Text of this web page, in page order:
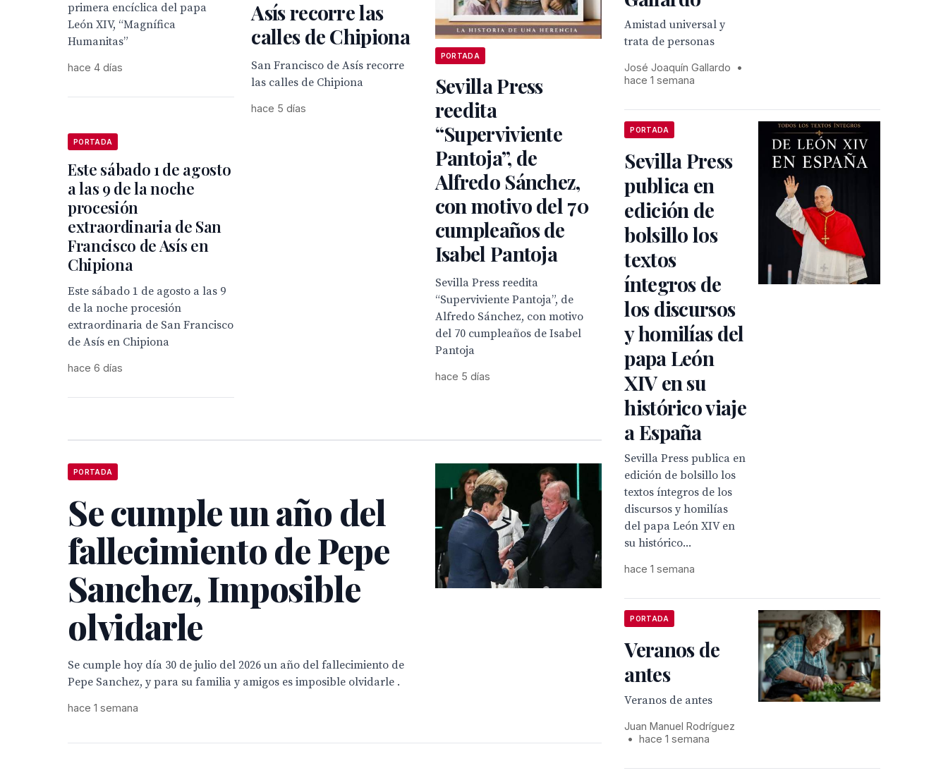
primera encíclica del papa
León XIV, “Magnífica
Humanitas”
hace 4 días
Asís recorre las
calles de Chipiona
San Francisco de Asís recorre
las calles de Chipiona
hace 5 días
PORTADA
Sevilla Press
reedita
“Superviviente
Pantoja”, de
Alfredo Sánchez,
con motivo del 70
cumpleaños de
Isabel Pantoja
Sevilla Press reedita
“Superviviente Pantoja”, de
Alfredo Sánchez, con motivo
del 70 cumpleaños de Isabel
Pantoja
hace 5 días
PORTADA
Este sábado 1 de agosto
a las 9 de la noche
procesión
extraordinaria de San
Francisco de Asís en
Chipiona
Este sábado 1 de agosto a las 9
de la noche procesión
extraordinaria de San Francisco
de Asís en Chipiona
hace 6 días
PORTADA
Se cumple un año del
fallecimiento de Pepe
Sanchez, Imposible
olvidarle
Se cumple hoy día 30 de julio del 2026 un año del fallecimiento de
Pepe Sanchez, y para su familia y amigos es imposible olvidarle .
hace 1 semana
Amistad universal y
trata de personas
José Joaquín Gallardo
•
hace 1 semana
PORTADA
Sevilla Press
publica en
edición de
bolsillo los
textos
íntegros de
los discursos
y homilías del
papa León
XIV en su
histórico viaje
a España
Sevilla Press publica en
edición de bolsillo los
textos íntegros de los
discursos y homilías
del papa León XIV en
su histórico...
hace 1 semana
PORTADA
Veranos de
antes
Veranos de antes
Juan Manuel Rodríguez
•
hace 1 semana